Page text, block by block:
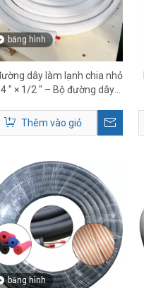
băng hình
dây làm lạnh chia nhỏ
″ × 1/2 ″ – Bộ đường dây
Thêm vào giỏ
băng hình